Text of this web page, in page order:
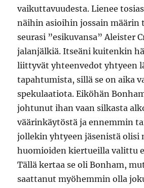
vaikuttavuudesta. Lienee
näihin asioihin jossain määrin
seurasi ”esikuvansa” Aleister
jalanjälkiä. Itseäni kuitenkin
liittyvät yhteenvedot yhtyeen
tapahtumista, sillä se on aika
spekulaatiota. Eiköhän
johtunut ihan vaan silkasta
väärinkäytöstä ja ennemmin
jollekin yhtyeen jäsenistä olisi
huomioiden kiertueilla valittu
Tällä kertaa se oli Bonham,
saattanut myöhemmin olla